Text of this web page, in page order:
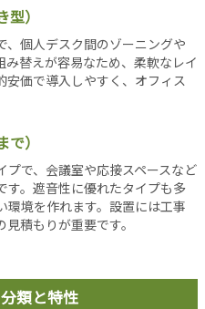
）
、個人デスク間のゾーニングや
替えが容易なため、柔軟なレイ
安価で導入しやすく、オフィス
）
で、会議室や応接スペースなど
す。遮音性に優れたタイプも多
環境を作れます。設置には工事
積もりが重要です。
類と特性